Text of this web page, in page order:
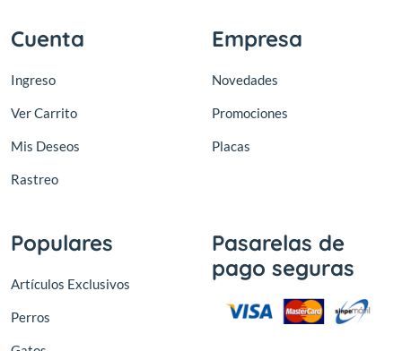
Cuenta
Ingreso
Ver Carrito
Mis Deseos
Rastreo
Empresa
Novedades
Promociones
Placas
Populares
Artículos Exclusivos
Perros
Pasarelas de
pago seguras